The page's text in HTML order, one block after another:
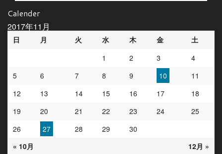
Calender
2017年11月
日 月 火 水 木 金 土
« 10月 12月 »
1 2 3
4
5
6 7 8 9 10
11
12
13 14 15 16 17
18
19
20 21 22 23 24
25
26
27 28 29 30